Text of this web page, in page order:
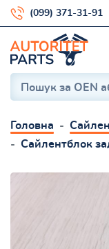
(099) 371-31-91
Головна
Сайлентблок